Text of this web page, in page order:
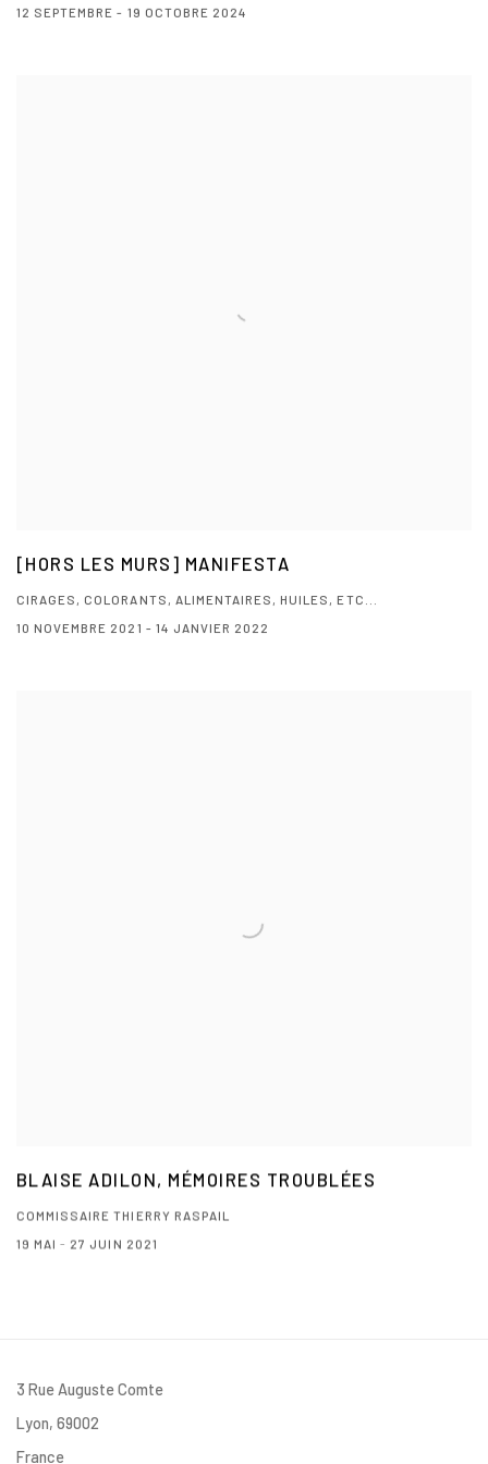
12 SEPTEMBRE - 19 OCTOBRE 2024
[HORS LES MURS] MANIFESTA
CIRAGES, COLORANTS, ALIMENTAIRES, HUILES, ETC...
10 NOVEMBRE 2021 - 14 JANVIER 2022
BLAISE ADILON, MÉMOIRES TROUBLÉES
COMMISSAIRE THIERRY RASPAIL
19 MAI - 27 JUIN 2021
3 Rue Auguste Comte
Lyon, 69002
France